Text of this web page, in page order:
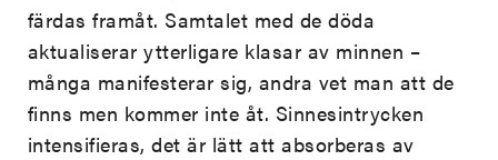
färdas framåt. Samtalet med de döda
aktualiserar ytterligare klasar av minnen –
många manifesterar sig, andra vet man att de
finns men kommer inte åt. Sinnesintrycken
intensifieras, det är lätt att absorberas av